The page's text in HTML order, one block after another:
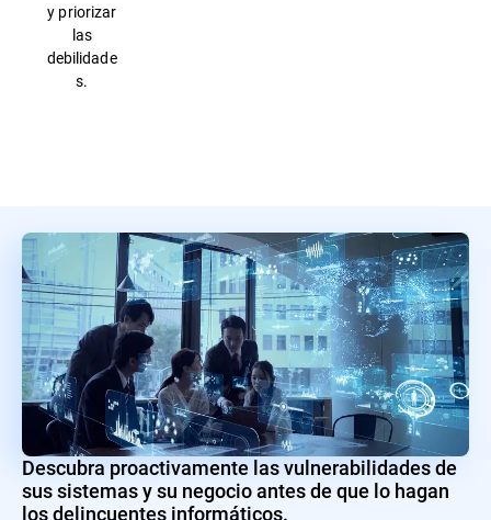
y priorizar
las
debilidade
s.
Descubra proactivamente las vulnerabilidades de
sus sistemas y su negocio antes de que lo hagan
los delincuentes informáticos.